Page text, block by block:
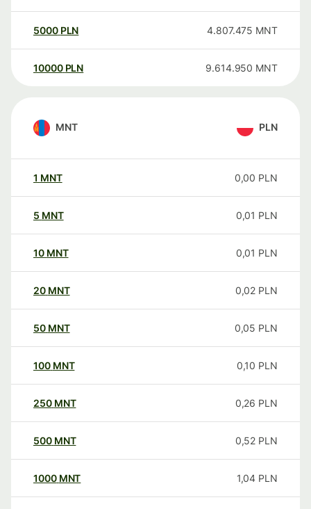
5000 PLN 4.807.475 MNT
10000 PLN 9.614.950 MNT
MNT PLN
1 MNT 0,00 PLN
5 MNT 0,01 PLN
10 MNT 0,01 PLN
20 MNT 0,02 PLN
50 MNT 0,05 PLN
100 MNT 0,10 PLN
250 MNT 0,26 PLN
500 MNT 0,52 PLN
1000 MNT 1,04 PLN